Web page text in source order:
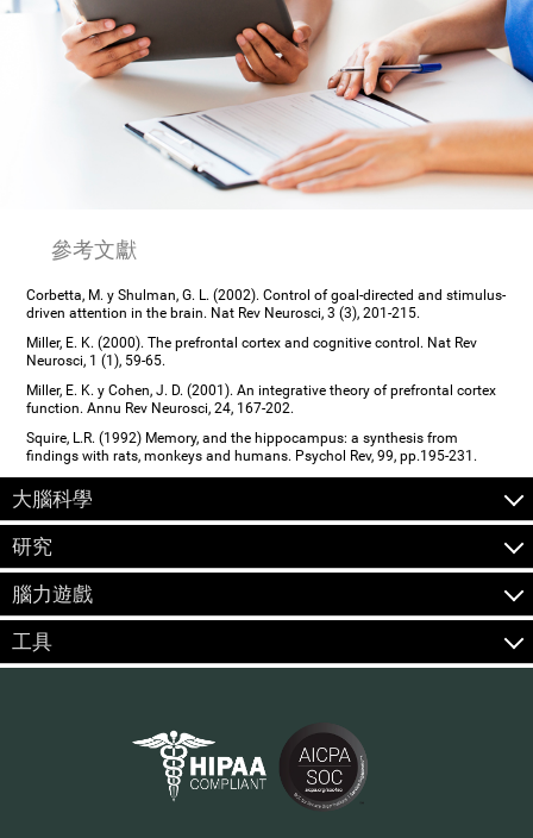
參考文獻
Corbetta, M. y Shulman, G. L. (2002). Control of goal-directed and stimulus-
driven attention in the brain. Nat Rev Neurosci, 3 (3), 201-215.
Miller, E. K. (2000). The prefrontal cortex and cognitive control. Nat Rev
Neurosci, 1 (1), 59-65.
Miller, E. K. y Cohen, J. D. (2001). An integrative theory of prefrontal cortex
function. Annu Rev Neurosci, 24, 167-202.
Squire, L.R. (1992) Memory, and the hippocampus: a synthesis from
findings with rats, monkeys and humans. Psychol Rev, 99, pp.195-231.
大腦科學
研究
腦力遊戲
工具